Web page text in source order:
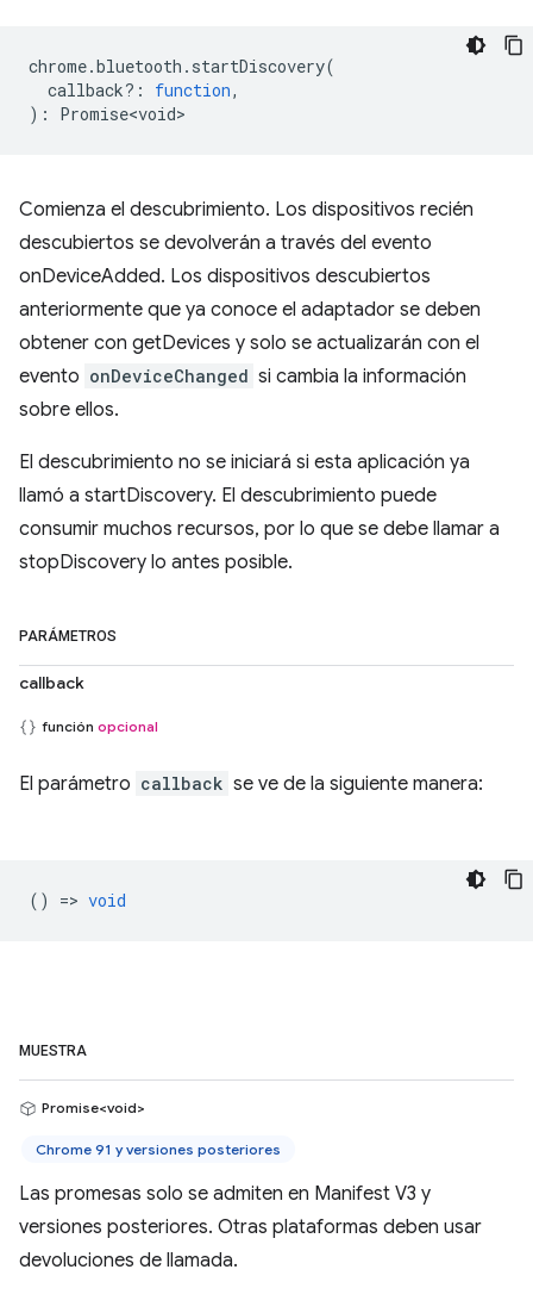
chrome.bluetooth . startDiscovery(
callback? : function,
) : Promise<void>
Comienza el descubrimiento. Los dispositivos recién
descubiertos se devolverán a través del evento
onDeviceAdded. Los dispositivos descubiertos
anteriormente que ya conoce el adaptador se deben
obtener con getDevices y solo se actualizarán con el
evento onDeviceChanged si cambia la información
sobre ellos.
El descubrimiento no se iniciará si esta aplicación ya
llamó a startDiscovery. El descubrimiento puede
consumir muchos recursos, por lo que se debe llamar a
stopDiscovery lo antes posible.
PARÁMETROS
callback
función opcional
El parámetro callback se ve de la siguiente manera:
() => void
MUESTRA
Promise<void>
Chrome 91 y versiones posteriores
Las promesas solo se admiten en Manifest V3 y
versiones posteriores. Otras plataformas deben usar
devoluciones de llamada.